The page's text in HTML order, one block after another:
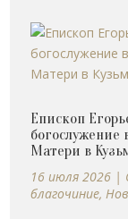
Епископ
богослужение
Матери в
16 июля 2026 |
благочиние,